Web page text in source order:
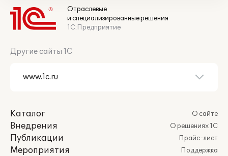
Отраслевые
и специализированные решения
1С:Предприятие
Другие сайты 1С
Каталог
Внедрения
Публикации
Мероприятия
О сайте
О решениях 1С
Прайс-лист
Поддержка